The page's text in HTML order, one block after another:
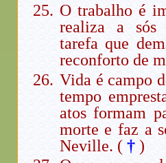
O trabalho é
realiza a sós
tarefa que
reconforto de
Vida é campo
tempo
atos formam
morte e faz a
Neville. († )